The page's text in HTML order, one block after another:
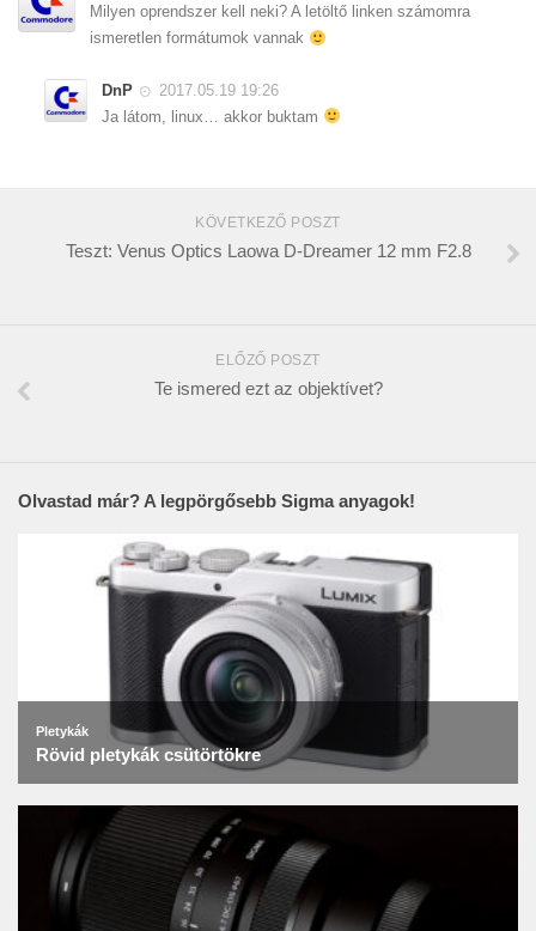
Milyen oprendszer kell neki? A letöltő linken számomra
ismeretlen formátumok vannak
DnP
2017.05.19 19:26
Ja látom, linux… akkor buktam
KÖVETKEZŐ POSZT
Teszt: Venus Optics Laowa D-Dreamer 12 mm F2.8
ELŐZŐ POSZT
Te ismered ezt az objektívet?
Olvastad már? A legpörgősebb Sigma anyagok!